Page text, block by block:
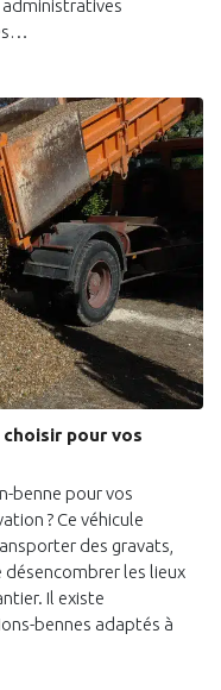
administratives
pour vos
benne pour vos
? Ce véhicule
des gravats,
désencombrer les lieux
Il existe
bennes adaptés à